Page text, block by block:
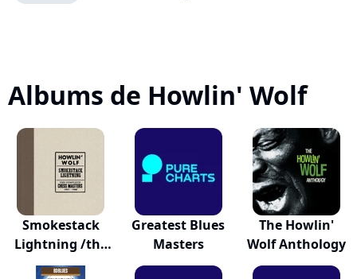
Albums de Howlin' Wolf
Smokestack
Lightning /the
Com...
Greatest Blues
Masters
The Howlin'
Wolf Anthology